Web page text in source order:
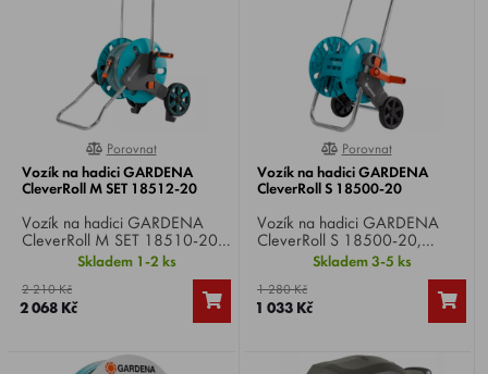
0%
Porovnat
Vozík na hadici GARDENA
CleverRoll M SET 18512-20
Vozík na hadici GARDENA
CleverRoll M SET 18510-20
, s hadicí 20 m / 13 mm,
úhlová přípojka uvnitř bubnu
zabraňuje ohnutí
hadice, speciálně tvarovaný
rám zaručuje vysokou stabilitu
Skladem 1-2 ks
2 210 Kč
2 068 Kč
0%
Porovnat
Vozík na hadici GARDENA
CleverRoll S 18500-20
Vozík na hadici GARDENA
CleverRoll S 18500-20,
rukojeť lze zasunout, úhlová
přípojka uvnitř bubnu zabraňuje
ohnutí hadice, odolnost vůči
mrazu.
Skladem 3-5 ks
1 280 Kč
1 033 Kč